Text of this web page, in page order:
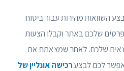
השוואות מהירות עבור ביטוח
שלכם באתר וקבלו הצעות
שלכם. לאחר שמצאתם את
לכם לבצערכישה אונליין של